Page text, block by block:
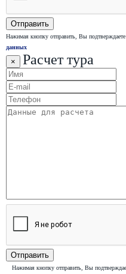
Нажимая кнопку отправить, Вы подтверждаете
данных
× Расчет тура
Нажимая кнопку отправить, Вы